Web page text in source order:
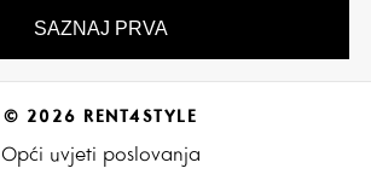
© 2026 RENT4STYLE
Opći uvjeti poslovanja